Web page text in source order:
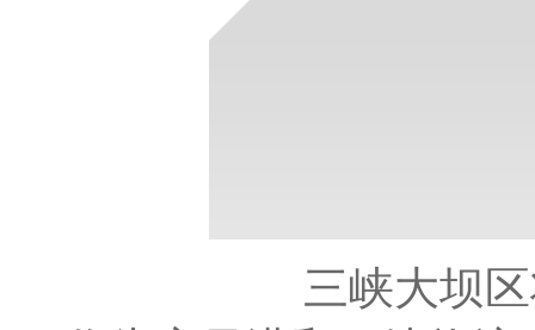
三峡大坝